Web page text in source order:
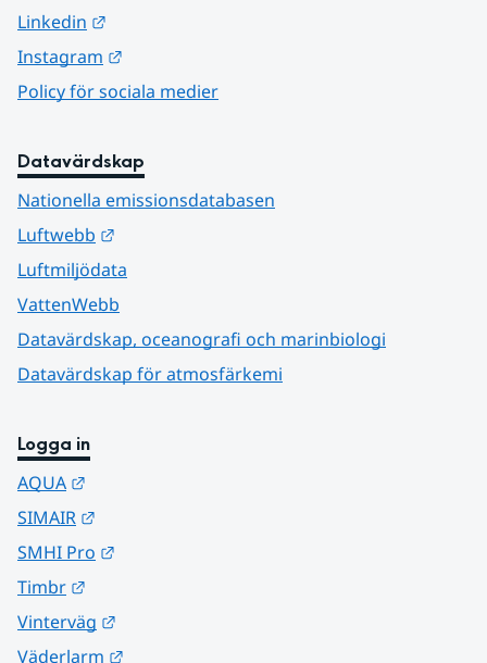
Linkedin
Instagram
Policy för sociala medier
Datavärdskap
Nationella emissionsdatabasen
Luftwebb
Luftmiljödata
VattenWebb
Datavärdskap, oceanografi och marinbiologi
Datavärdskap för atmosfärkemi
Logga in
AQUA
SIMAIR
SMHI Pro
Timbr
Vinterväg
Väderlarm